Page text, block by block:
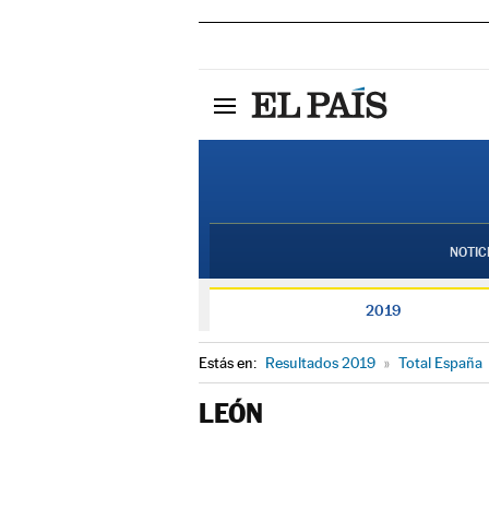
2019
Estás en: Resultados 2019 » Total España
LEÓN